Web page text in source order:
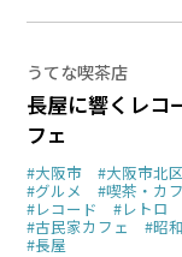
うてな喫茶店
長屋に響くレコ
フェ
#大阪市 #大阪市北区
#グルメ #喫茶・カ
#レコード #レトロ
#古民家カフェ #昭
#長屋